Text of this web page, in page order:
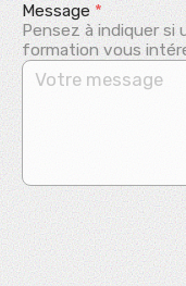
Message*
Pensez à indiquer si
formation vous